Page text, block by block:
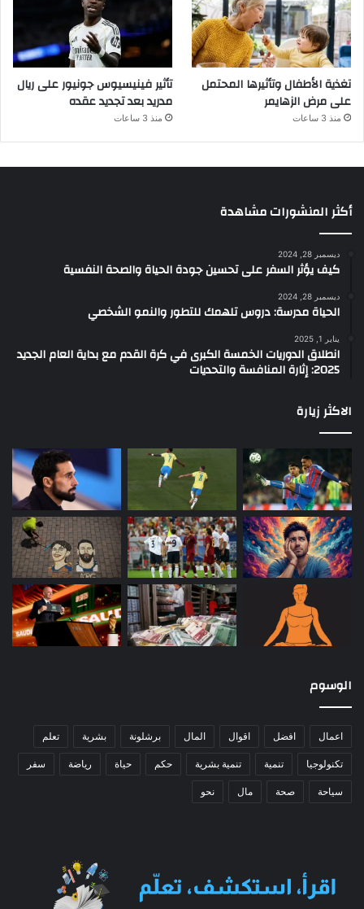
تغذية الأطفال وتأثيرها المحتمل
على مرض الزهايمر
منذ 3 ساعات
تأثير فينيسيوس جونيور على ريال
مدريد بعد تجديد عقده
منذ 3 ساعات
أكثر المنشورات مشاهدة
ديسمبر 28, 2024
كيف يؤثر السفر على تحسين جودة الحياة والصحة النفسية
ديسمبر 28, 2024
الحياة مدرسة: دروس تلهمك للتطور والنمو الشخصي
يناير 1, 2025
انطلاق الدوريات الخمسة الكبرى في كرة القدم مع بداية العام الجديد
2025: إثارة المنافسة والتحديات
الاكثر زيارة
الوسوم
اعمال افضل اقوال المال برشلونة بشرية تعلم
تكنولوجيا تنمية تنمية بشرية حكم حياة رياضة سفر
سياحة صحة مال نحو